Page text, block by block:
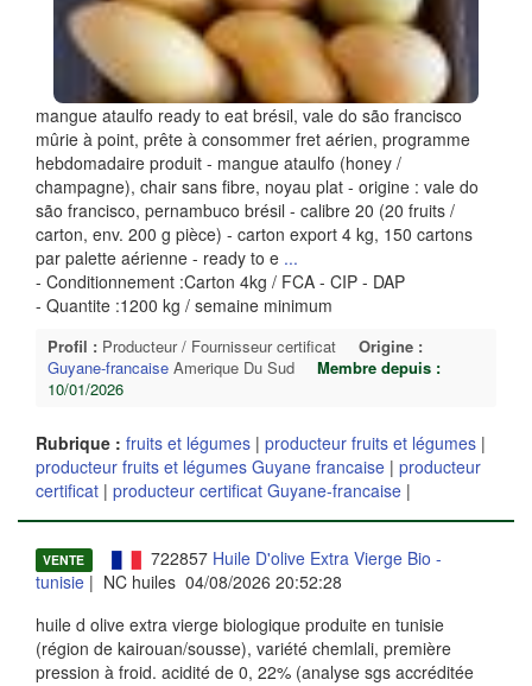
mangue ataulfo ready to eat brésil, vale do são francisco
mûrie à point, prête à consommer fret aérien, programme
hebdomadaire produit - mangue ataulfo (honey /
champagne), chair sans fibre, noyau plat - origine : vale do
são francisco, pernambuco brésil - calibre 20 (20 fruits /
carton, env. 200 g pièce) - carton export 4 kg, 150 cartons
par palette aérienne - ready to e ...
- Conditionnement :Carton 4kg / FCA - CIP - DAP
- Quantite :1200 kg / semaine minimum
Profil : Producteur / Fournisseur certificat
Origine :
Guyane-francaise Amerique Du Sud
Membre depuis :
10/01/2026
Rubrique : fruits et légumes | producteur fruits et légumes |
producteur fruits et légumes Guyane francaise | producteur
certificat | producteur certificat Guyane-francaise |
VENTE 722857 Huile D'olive Extra Vierge Bio -
tunisie | NC huiles 04/08/2026 20:52:28
huile d olive extra vierge biologique produite en tunisie
(région de kairouan/sousse), variété chemlali, première
pression à froid. acidité de 0, 22% (analyse sgs accréditée